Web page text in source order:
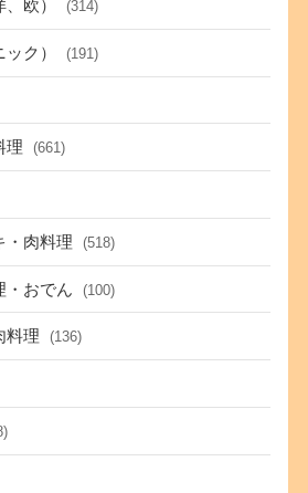
、欧） (314)
ック） (191)
理 (661)
・肉料理 (518)
・おでん (100)
料理 (136)